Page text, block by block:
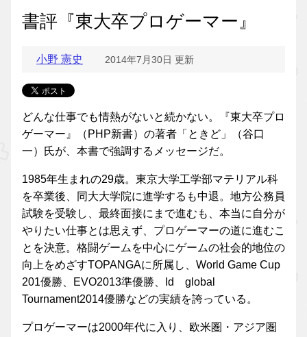
書評『東大卒プロゲーマー』
小野 憲史 2014年7月30日 更新
どんな仕事でも情熱がないと続かない。『東大卒プロ
ゲーマー』（PHP新書）の著者「ときど」（谷口
一）氏が、本書で強調するメッセージだ。
1985年生まれの29歳。東京大学工学部マテリアル科
を卒業後、同大大学院に進学するも中退。地方公務員
試験を受験し、最終面接にまで進むも、本当に自分が
やりたい仕事とは思えず、プロゲーマーの道に進むこ
とを決意。格闘ゲームを中心にゲームの社会的地位の
向上をめざすTOPANGAに所属し、World Game Cup
201優勝、EVO2013準優勝、Id global
Tournament2014優勝などの実績を誇っている。
プロゲーマーは2000年代に入り、欧米圏・アジア圏